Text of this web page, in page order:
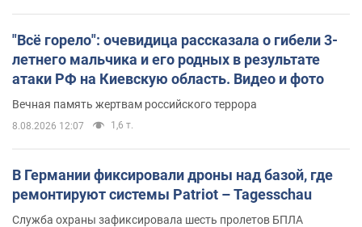
"Всё горело": очевидица рассказала о гибели 3-
летнего мальчика и его родных в результате
атаки РФ на Киевскую область. Видео и фото
Вечная память жертвам российского террора
8.08.2026 12:07 1,6 т.
В Германии фиксировали дроны над базой, где
ремонтируют системы Patriot – Tagesschau
Служба охраны зафиксировала шесть пролетов БПЛА